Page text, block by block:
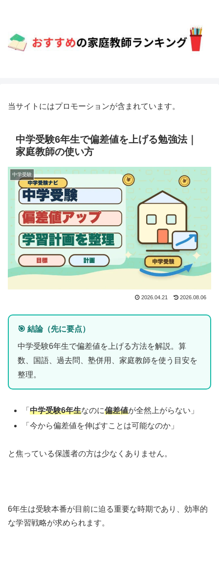
当サイトにはプロモーションが含まれています。
中学受験6年生で偏差値を上げる勉強法｜
家庭教師の使い方
中学受験
2026.04.21 2026.08.06
🎯 結論（先に要点）
中学受験6年生で偏差値を上げる方法を解説。算
数、国語、過去問、塾併用、家庭教師を使う目安を
整理。
「中学受験6年生なのに偏差値が全然上がらない」
「今から偏差値を伸ばすことは可能なのか」
と焦っている保護者の方は少なくありません。
6年生は受験本番が目前に迫る重要な時期であり、効率的
な学習戦略が求められます。